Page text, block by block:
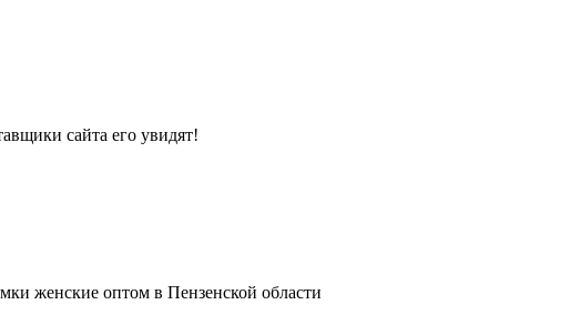
сайта его увидят!
женские оптом в Пензенской области